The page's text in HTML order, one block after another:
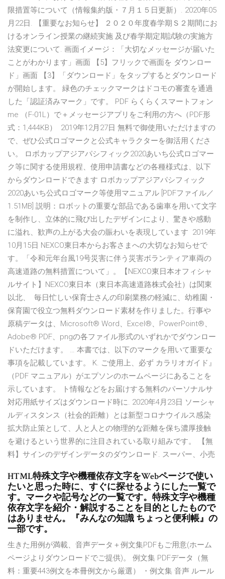
限措置等について（情報集約版・７月１５日更新）. 2020年05
月22日. 【重要なお知らせ】 ２０２０年度春学期Ｓ２期間にお
けるオンライン授業の継続実施 及び春学期定期試験の実施方
法変更について. 画面イメージ：「大切なメッセージが届いた
ことがわかります」画面 【5】フリックで画面を ダウンロー
ド」画面 【3】「ダウンロード」をタップするとダウンロード
が開始します。 緑色のチェックマークはドコモの審査を通過
した「認証済みマーク」です。 PDF らくらくスマートフォン
me （F-01L）で＋メッセージアプリをご利用の方へ（PDF形
式：1,444KB） 2019年12月27日 無料で御使用いただけますの
で、ぜひ公式ロゴマークと公式キャラクターを御活用くださ
い。 ロボカップアジアパシフィック2020あいち公式ロゴマー
ク等に関する使用規程、使用申請書などの各種様式は、以下
からダウンロードできます ロボカップアジアパシフィック
2020あいち公式ロゴマーク等使用マニュアル [PDFファイル／
1.51MB] 説明：ロボットの重要な部品である歯車を用いて文字
を制作し、立体的に飛び出したデザインにより、驚きや感動
に溢れ、歓声の上がる大会の賑わいを表現しています 2019年
10月15日 NEXCO東日本からお客さまへの大切なお知らせで
す。「令和元年台風19号災害に伴う災害ボランティア車両の
高速道路の無料措置について」。【NEXCO東日本オフィシャ
ルサイト】NEXCO東日本（東日本高速道路株式会社）は関東
以北、 毎日忙しい保育士さんの印刷業務の軽減に、幼稚園・
保育園で役立つ無料ダウンロード素材を作りました。行事や
原稿データは、Microsoft® Word、Excel®、PowerPoint®、
Adobe® PDF、pngの各ファイル形式のいずれかでダウンロー
ドいただけます。 … 本書では、以下のマークを用いて重要な
事項を記載しています。 K. ご使用上、必ず カラリオガイド』
（PDF マニュアル）がエプソンのホームページにあることを
示しています。 ト情報などをお届けする無料のパーソナルサ
対応用紙サイズはダウンロード時に. 2020年4月23日 ソーシャ
ルディスタンス（社会的距離）とは新型コロナウイルス感染
拡大防止策として、人と人との物理的な距離を保ち濃厚接触
を避けるという世界的に注目されている取り組みです。 【無
料】サインのデザインデータのダウンロード. スーパー、小売
HTML特殊文字や機種依存文字をWebページで使い
たいと思った時に、すぐに探せるようにした一覧で
す。マークや記号などの一覧です。特殊文字や機種
依存文字を紹介・解説することを目的としたもので
はありません。『みんなの知識 ちょっと便利帳』の
一部です。
生きた用例が満載、音声データ＋例文集PDFもご用意(ホーム
ページよりダウンロードでご提供)。 例文集 PDFデータ（無
料：重要443例文を本冊例文から厳選） ・例文集 音声 ルール